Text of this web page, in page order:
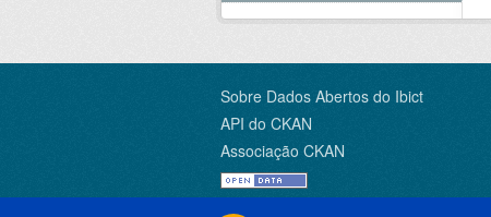
Sobre Dados Abertos do Ibict
API do CKAN
Associação CKAN